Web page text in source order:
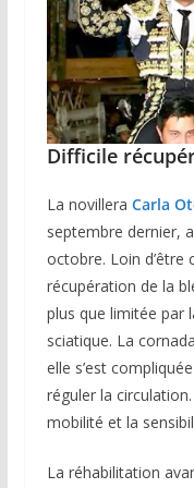
Difficile
La novillera Carla
septembre dernier,
octobre. Loin d’être
récupération de la
plus que limitée par
sciatique. La
elle s’est
réguler la
mobilité et la
La réhabilitation